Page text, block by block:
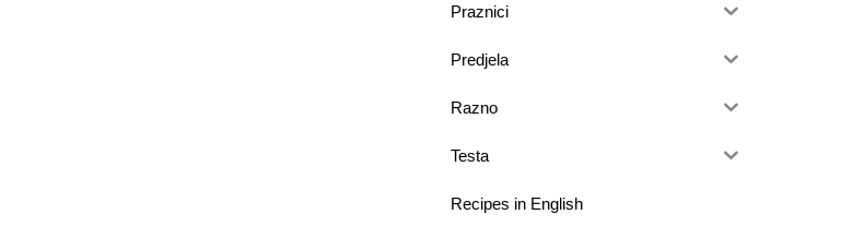
Praznici
Predjela
Razno
Testa
Recipes in English